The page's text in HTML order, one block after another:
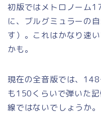
初版ではメトロノーム
に、ブルグミュラーの
す）。これはかなり速
かも。
現在の全音版では、
も150くらいで弾いた
線ではないでしょうか。